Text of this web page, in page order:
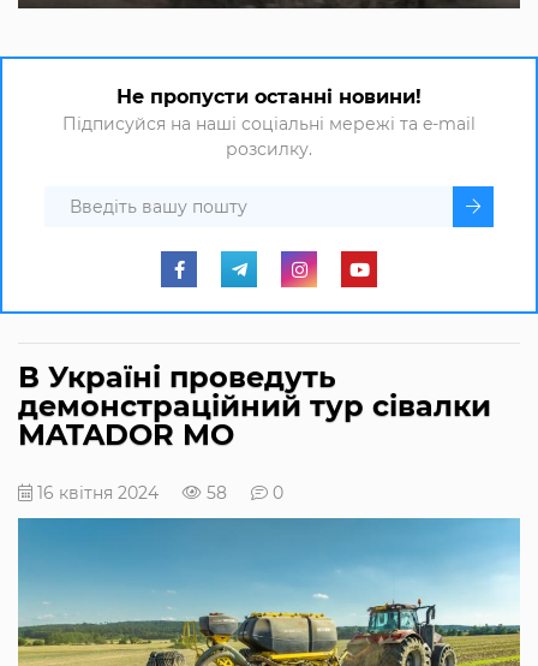
Не пропусти останні новини!
Підписуйся на наші соціальні мережі та e-mail
розсилку.
В Україні проведуть
демонстраційний тур сівалки
MATADOR MO
16 квітня 2024 58 0